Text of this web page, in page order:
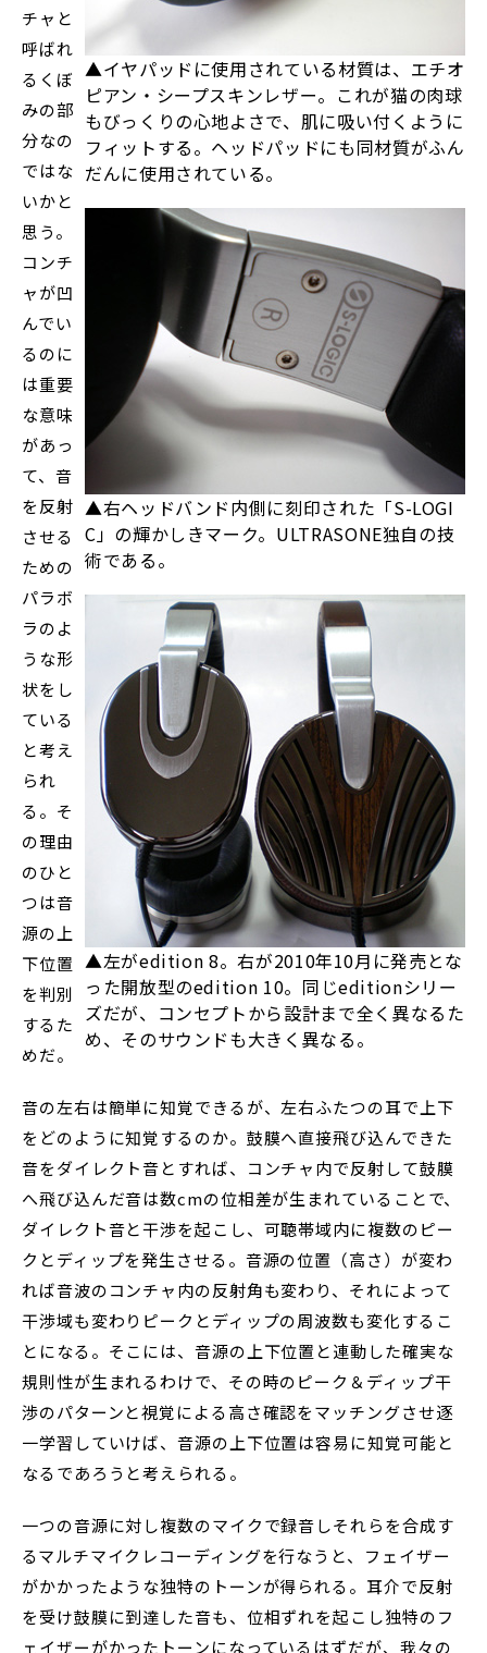
▲イヤパッドに使用されている材質は、エチオ
ピアン・シープスキンレザー。これが猫の肉球
もびっくりの心地よさで、肌に吸い付くように
フィットする。ヘッドパッドにも同材質がふん
だんに使用されている。
▲右ヘッドバンド内側に刻印された「S-LOGI
C」の輝かしきマーク。ULTRASONE独自の技
術である。
▲左がedition 8。右が2010年10月に発売とな
った開放型のedition 10。同じeditionシリー
ズだが、コンセプトから設計まで全く異なるた
め、そのサウンドも大きく異なる。
チャと
呼ばれ
るくぼ
みの部
分なの
ではな
いかと
思う。
コンチ
ャが凹
んでい
るのに
は重要
な意味
があっ
て、音
を反射
させる
ための
パラボ
ラのよ
うな形
状をし
ている
と考え
られ
る。そ
の理由
のひと
つは音
源の上
下位置
を判別
するた
めだ。
音の左右は簡単に知覚できるが、左右ふたつの耳で上下
をどのように知覚するのか。鼓膜へ直接飛び込んできた
音をダイレクト音とすれば、コンチャ内で反射して鼓膜
へ飛び込んだ音は数cmの位相差が生まれていることで、
ダイレクト音と干渉を起こし、可聴帯域内に複数のピー
クとディップを発生させる。音源の位置（高さ）が変わ
れば音波のコンチャ内の反射角も変わり、それによって
干渉域も変わりピークとディップの周波数も変化するこ
とになる。そこには、音源の上下位置と連動した確実な
規則性が生まれるわけで、その時のピーク＆ディップ干
渉のパターンと視覚による高さ確認をマッチングさせ逐
一学習していけば、音源の上下位置は容易に知覚可能と
なるであろうと考えられる。
一つの音源に対し複数のマイクで録音しそれらを合成す
るマルチマイクレコーディングを行なうと、フェイザー
がかかったような独特のトーンが得られる。耳介で反射
を受け鼓膜に到達した音も、位相ずれを起こし独特のフ
ェイザーがかったトーンになっているはずだが、我々の